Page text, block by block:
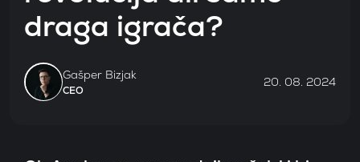
O
draga igrača?
Gašper Bizjak
CEO
20. 08. 2024